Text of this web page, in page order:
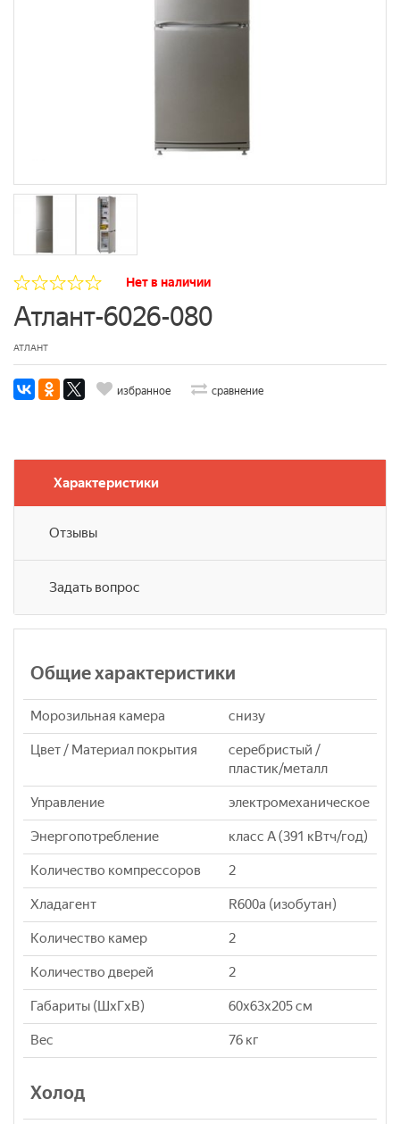
Нет в наличии
Атлант-6026-080
АТЛАНТ
избранное сравнение
Характеристики
Отзывы
Задать вопрос
Общие характеристики
Морозильная камера снизу
Цвет / Материал покрытия
серебристый /
пластик/металл
Управление электромеханическое
Энергопотребление класс A (391 кВтч/год)
Количество компрессоров 2
Хладагент R600a (изобутан)
Количество камер 2
Количество дверей 2
Габариты (ШxГxВ) 60x63x205 см
Вес 76 кг
Холод